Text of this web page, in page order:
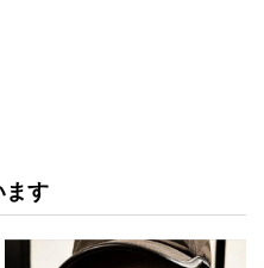
ます